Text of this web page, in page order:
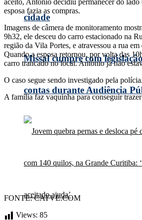
cidade
Missal cumpre com
contas durante Audiência
aceito, Antônio decidiu permanecer do lado
esposa fazia as compras.
Imagens de câmera de monitoramento
9h32, ele desceu do carro estacionado na
região da Vila Portes, e atravessou a rua em
Quando a esposa retornou, por volta das
carro trancado no local. Antônio já não
O caso segue sendo investigado pela polícia.
A família faz vaquinha para conseguir
FONTE: CATVE.COM
Views: 85